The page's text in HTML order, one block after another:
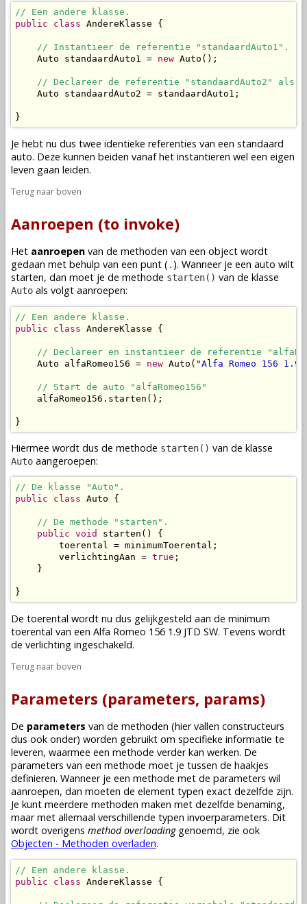
// Een andere klasse.
public
class AndereKlasse {
// Instantieer de referentie "standaardAuto1".
    Auto standaardAuto1 =
new Auto();
// Declareer de referentie "standaardAuto2" als
    Auto standaardAuto2 = standaardAuto1;
}
Je hebt nu dus twee identieke referenties van een standaard
auto. Deze kunnen beiden vanaf het instantieren wel een eigen
leven gaan leiden.
Terug naar boven
Aanroepen (to invoke)
Het aanroepen van de methoden van een object wordt
gedaan met behulp van een punt ( . ). Wanneer je een auto wilt
starten, dan moet je de methode starten() van de klasse
Auto als volgt aanroepen:
// Een andere klasse.
public
class AndereKlasse {
// Declareer en instantieer de referentie
    Auto alfaRomeo156 =
new Auto( "Alfa Romeo 156 1.9
// Start de auto "alfaRomeo156"
    alfaRomeo156.starten();
}
Hiermee wordt dus de methode starten() van de klasse
Auto aangeroepen:
// De klasse "Auto".
public
class Auto {
// De methode "starten".
public void
starten() {
        toerental = minimumToerental;
        verlichtingAan =
true ;
    }
}
De toerental wordt nu dus gelijkgesteld aan de minimum
toerental van een Alfa Romeo 156 1.9 JTD SW. Tevens wordt
de verlichting ingeschakeld.
Terug naar boven
Parameters (parameters, params)
De parameters van de methoden (hier vallen constructeurs
dus ook onder) worden gebruikt om specifieke informatie te
leveren, waarmee een methode verder kan werken. De
parameters van een methode moet je tussen de haakjes
definieren. Wanneer je een methode met de parameters wil
aanroepen, dan moeten de element typen exact dezelfde zijn.
Je kunt meerdere methoden maken met dezelfde benaming,
maar met allemaal verschillende typen invoerparameters. Dit
wordt overigens method overloadinggenoemd, zie ook
Objecten - Methoden overladen.
// Een andere klasse.
public
class AndereKlasse {